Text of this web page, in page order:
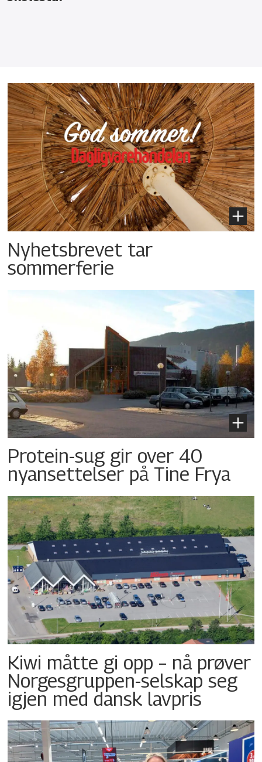
Nyhetsbrevet tar
sommerferie
Protein-sug gir over 40
nyansettelser på Tine Frya
Kiwi måtte gi opp – nå prøver
Norgesgruppen-selskap seg
igjen med dansk lavpris